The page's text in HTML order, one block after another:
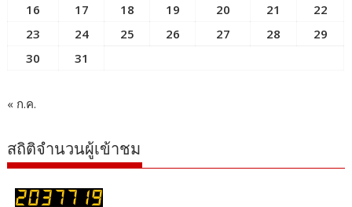
16
17 18 19 20 21
22
23
24 25 26 27 28
29
30
31
« ก.ค.
สถิติจำนวนผู้เข้าชม